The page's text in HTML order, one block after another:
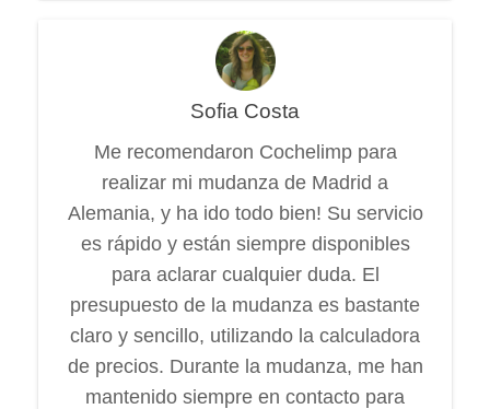
Sofia Costa
Me recomendaron Cochelimp para
realizar mi mudanza de Madrid a
Alemania, y ha ido todo bien! Su servicio
es rápido y están siempre disponibles
para aclarar cualquier duda. El
presupuesto de la mudanza es bastante
claro y sencillo, utilizando la calculadora
de precios. Durante la mudanza, me han
mantenido siempre en contacto para